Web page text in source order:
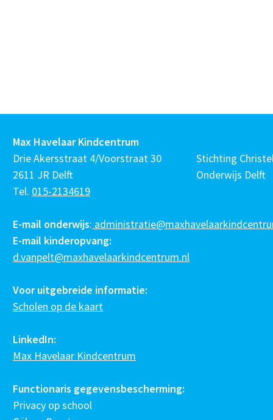
Max Havelaar Kindcentrum
Drie Akersstraat 4/Voorstraat 30
2611 JR Delft
Tel. 015-2134619
E-mail onderwijs:
E-mail kinderopvang:
d.vanpelt@maxhavelaarkindcentrum.nl
Voor uitgebreide informatie:
Scholen op de kaart
LinkedIn:
Max Havelaar Kindcentrum
Functionaris gegevensbescherming:
Privacy op school
Stichting
Onderwijs Delft